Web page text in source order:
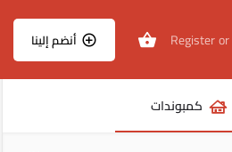
or
Register أنضم إلينا
كمبوندات